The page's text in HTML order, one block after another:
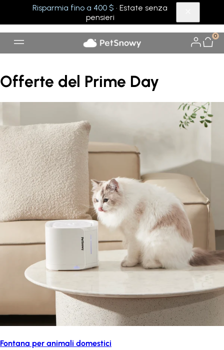
Risparmia fino a 400 $ · Estate senza
pensieri
0
Offerte del Prime Day
Fontana per animali domestici